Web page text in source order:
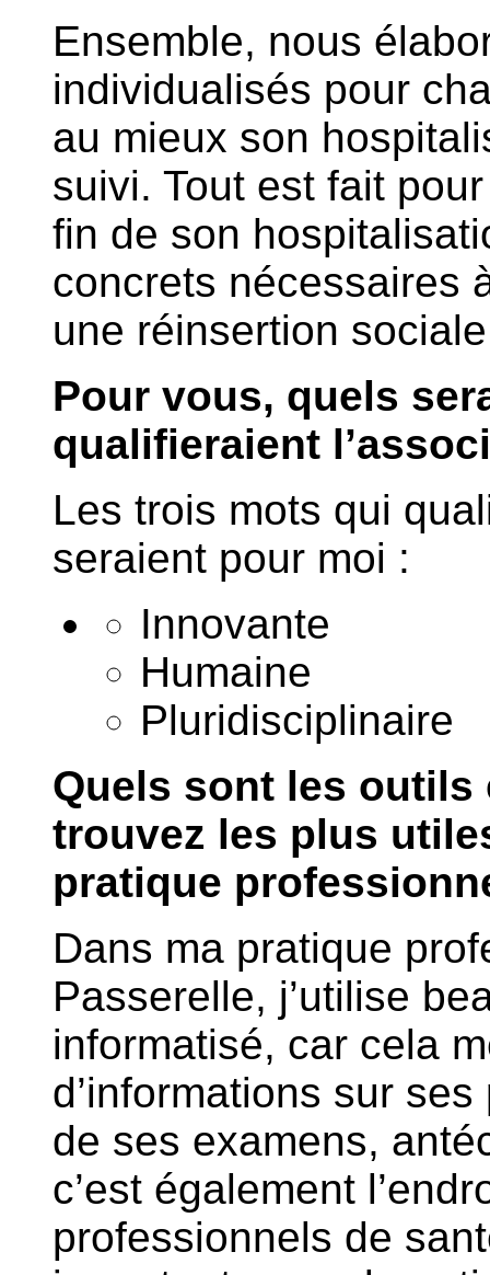
Ensemble, nous
individualisés pour
au mieux son
suivi. Tout est fait
fin de son
concrets nécessaires
une réinsertion
Pour vous, quels
qualifieraient
Les trois mots qui
seraient pour moi :
Innovante
Humaine
Pluridisciplinaire
Quels sont les
trouvez les plus
pratique
Dans ma pratique
Passerelle, j’utilise
informatisé, car cela
d’informations sur
de ses examens,
c’est également
professionnels de